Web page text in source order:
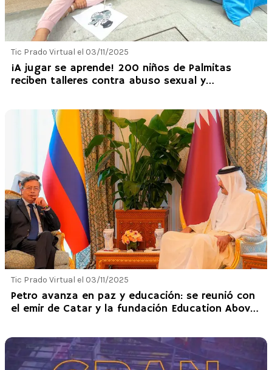
Tic Prado Virtual el 03/11/2025
¡A jugar se aprende! 200 niños de Palmitas
reciben talleres contra abuso sexual y
Tic Prado Virtual el 03/11/2025
Petro avanza en paz y educación: se reunió con
el emir de Catar y la fundación Education Above